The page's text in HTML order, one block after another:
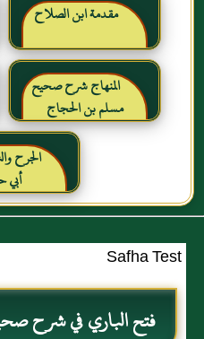
مقدمة ابن الصلاح
المنهاج شرح صحيح
مسلم بن الحجاج
الجرح
أبي
Safha Test
فتح الباري في شرح